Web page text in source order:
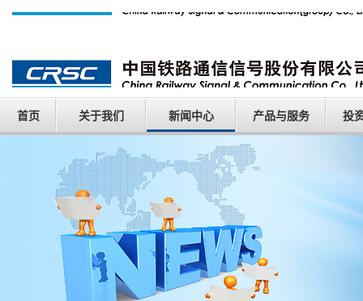
首页 关于我们 新闻中心 产品与服务 投